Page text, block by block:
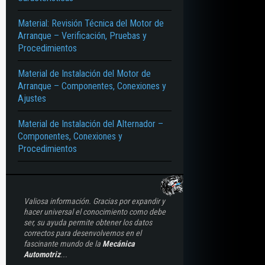
– FLUIDOS – PRUEBAS – ESQUEMAS – INSPECCIÓN –
Material: Revisión Técnica del Motor de
Arranque – Verificación, Pruebas y
Procedimientos
Material de Instalación del Motor de
Arranque – Componentes, Conexiones y
Ajustes
Material de Instalación del Alternador –
Componentes, Conexiones y
Procedimientos
Valiosa información. Gracias por expandir y
hacer universal el conocimiento como debe
ser, su ayuda permite obtener los datos
correctos para desenvolvernos en el
fascinante mundo de la Mecánica
Automotriz...